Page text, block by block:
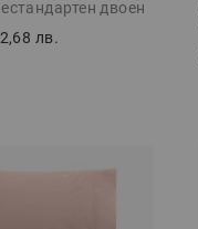
Ранфорс, 3
двоен
лв.